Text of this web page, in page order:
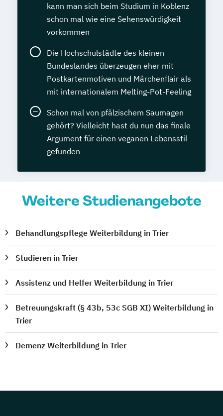
kann man sich beim Studium in Koblenz
schon mal wie eine Sehenswürdigkeit
vorkommen
Die Hochschulstädte des kleinen
Bundeslandes überzeugen eher mit
Postkartenmotiven und Märchenflair als
mit internationalem Melting-Pot-Feeling
Schon mal von pfälzischem Saumagen
gehört? Vielleicht hast du nun das finale
Argument für einen veganen Lebensstil
gefunden
Weitere Studienangebote
Behandlungspflege Weiterbildung in Trier
Studieren in Trier
Assistenz und Helfer Weiterbildung in Trier
Betreuungskraft (§ 43b, 53c SGB XI) Weiterbildung in
Trier
Demenz Weiterbildung in Trier